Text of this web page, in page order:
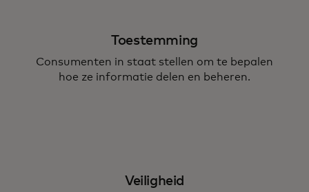
Toestemming
Consumenten in staat stellen om te bepalen
hoe ze informatie delen en beheren.
Veiligheid